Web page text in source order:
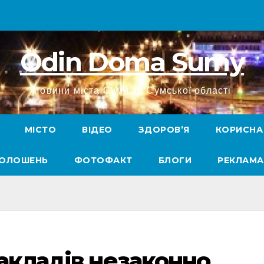
Odin Doma Sumy
Новини міста Суми та Сумської області
МІСТО ВІДЕО ЗДОРОВ’Я КОРИСНА
ФОТОФАКТ БЛОГИ РЕКЛАМА